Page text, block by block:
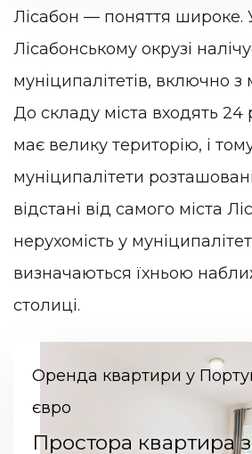
Лісабон — поняття широке.
Лісабонському окрузі
муніципалітетів, включно з
До складу міста входять 24
має велику територію, і
муніципалітети
відстані від самого міста
нерухомість у
визначаються їхньою
столиці.
Оренда квартири у
євро
Простора квартира